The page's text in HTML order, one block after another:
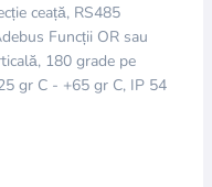
ceață, RS485
Funcții OR sau
180 grade pe
gr C - +65 gr C, IP 54